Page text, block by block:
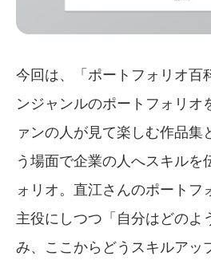
今回は、「ポートフォリオ百
ンジャンルのポートフォリオ
ァンの人が見て楽しむ作品集
う場面で企業の人へスキルを
ォリオ。直江さんのポートフ
主役にしつつ「自分はどのよ
み、ここからどうスキルアッ